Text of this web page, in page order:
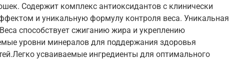
Содержит комплекс антиоксидантов с клинически
и уникальную формулу контроля веса. Уникальная
способствует сжиганию жира и укреплению
уровни минералов для поддержания здоровья
усваиваемые ингредиенты для оптимального